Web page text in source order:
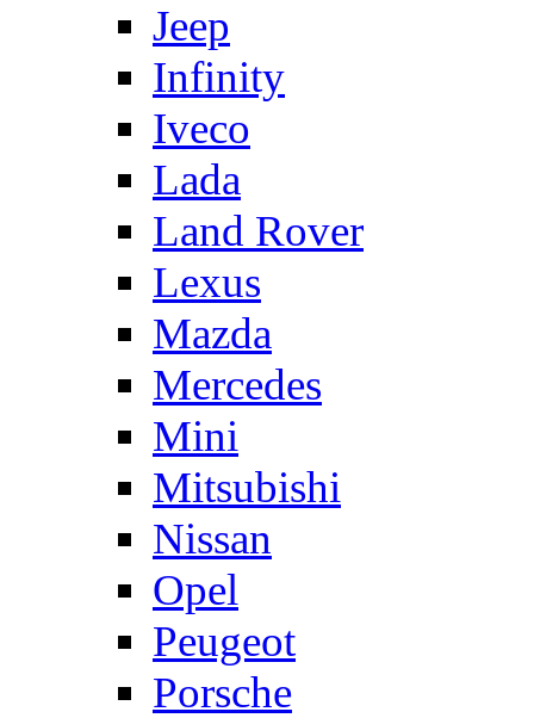
Jeep
Infinity
Iveco
Lada
Land Rover
Lexus
Mazda
Mercedes
Mini
Mitsubishi
Nissan
Opel
Peugeot
Porsche